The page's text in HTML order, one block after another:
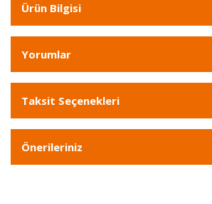
Ürün Bilgisi
Yorumlar
Taksit Seçenekleri
Önerileriniz